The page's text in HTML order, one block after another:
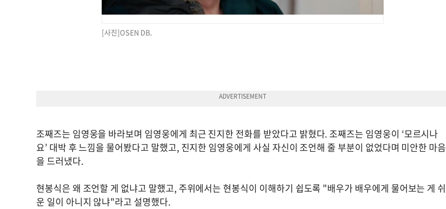
[사진]OSEN DB.
조째즈는 임영웅을 바라보며 임영웅에게 최근 진지한 전화를 받았다고 밝혔다. 조째즈는 임영웅이 ‘모르시나
요’ 대박 후 느낌을 물어봤다고 말했고, 진지한 임영웅에게 사실 자신이 조언해 줄 부분이 없었다며 미안한 마음
을 드러냈다.
현봉식은 왜 조언할 게 없냐고 말했고, 주위에서는 현봉식이 이해하기 쉽도록 "배우가 배우에게 물어보는 게 쉬
운 일이 아니지 않냐"라고 설명했다.